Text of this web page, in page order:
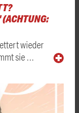
wieder
sie …